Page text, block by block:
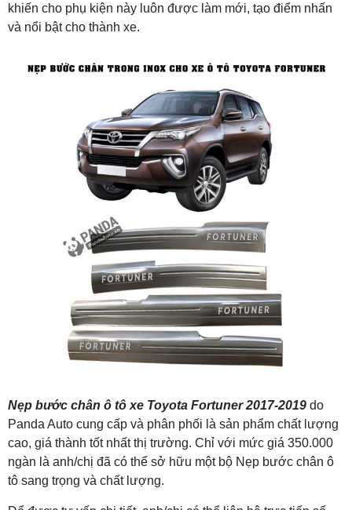
khiến cho phụ kiện này luôn được làm mới, tạo điểm nhấn
và nổi bật cho thành xe.
Nẹp bước chân ô tô xe Toyota Fortuner 2017-2019 do
Panda Auto cung cấp và phân phối là sản phẩm chất lượng
cao, giá thành tốt nhất thị trường. Chỉ với mức giá 350.000
ngàn là anh/chị đã có thể sở hữu một bộ Nẹp bước chân ô
tô sang trọng và chất lượng.